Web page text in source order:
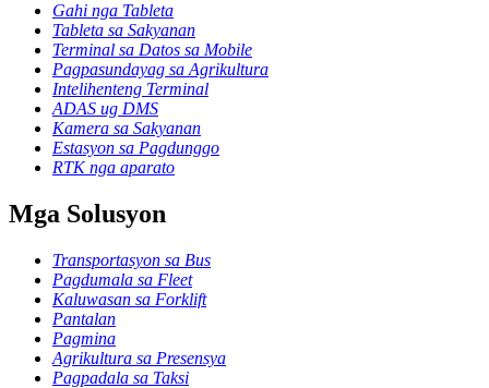
Gahi nga Tableta
Tableta sa Sakyanan
Terminal sa Datos sa Mobile
Pagpasundayag sa Agrikultura
Intelihenteng Terminal
ADAS ug DMS
Kamera sa Sakyanan
Estasyon sa Pagdunggo
RTK nga aparato
Mga Solusyon
Transportasyon sa Bus
Pagdumala sa Fleet
Kaluwasan sa Forklift
Pantalan
Pagmina
Agrikultura sa Presensya
Pagpadala sa Taksi